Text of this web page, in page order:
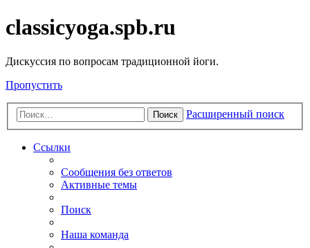
classicyoga.spb.ru
Дискуссия по вопросам традиционной йоги.
Пропустить
Поиск Расширенный поиск
Ссылки
Сообщения без ответов
Активные темы
Поиск
Наша команда